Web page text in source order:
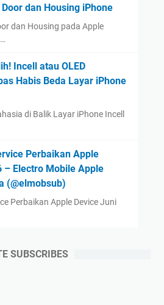
dan Housing iPhone
dan Housing pada Apple
Incell atau OLED
Habis Beda Layar iPhone
di Balik Layar iPhone Incell
Perbaikan Apple
– Electro Mobile Apple
(@elmobsub)
Perbaikan Apple Device Juni
SUBSCRIBES